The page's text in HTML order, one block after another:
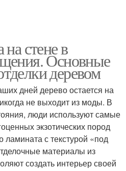
стене в
Основные
деревом
дней дерево остается на
не выходит из моды. В
люди используют самые
экзотических пород
с текстурой «под
материалы из
создать интерьер своей